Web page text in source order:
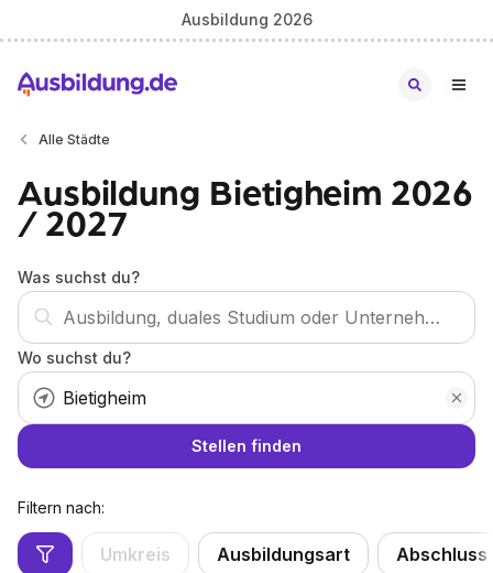
Ausbildung 2026
Alle Städte
Ausbildung Bietigheim 2026
/ 2027
Was suchst du?
Wo suchst du?
Stellen finden
Filtern nach:
Umkreis Ausbildungsart Abschluss